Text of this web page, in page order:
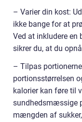
– Varier din kost:
ikke bange for at
Ved at inkludere en
sikrer du, at du
– Tilpas
portionsstørrelsen
kalorier kan føre til
sundhedsmæssige
mængden af